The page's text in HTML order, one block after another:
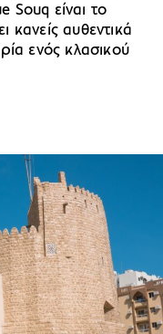
Souq είναι το
κανείς αυθεντικά
ενός κλασικού